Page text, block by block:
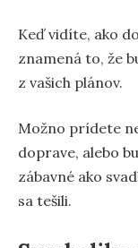
Keď vidíte, ako
znamená to, že
z vašich plánov.
Možno prídete
doprave, alebo
zábavné ako
sa tešili.